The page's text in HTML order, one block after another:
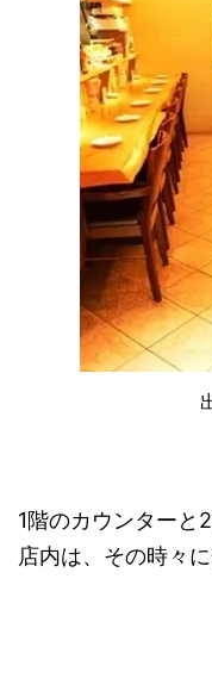
1階のカウンターと
店内は、その時々